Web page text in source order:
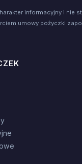
informacyjny i nie
umowy pożyczki